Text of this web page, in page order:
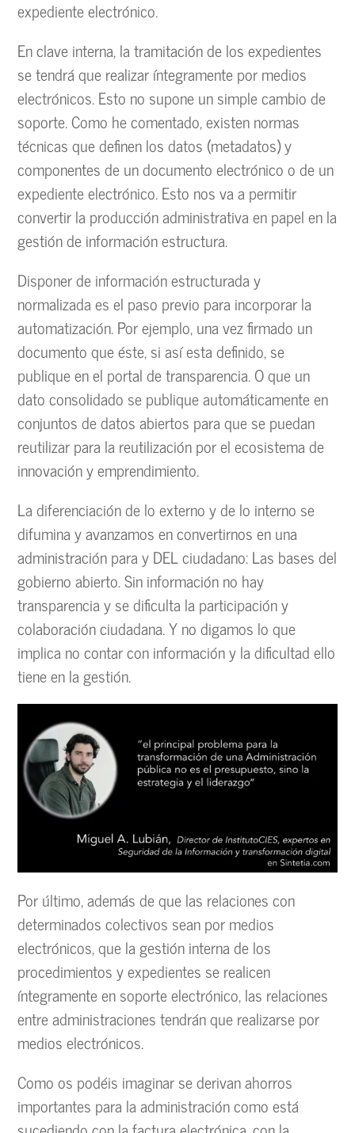
expediente electrónico.
En clave interna, la tramitación de los expedientes
se tendrá que realizar íntegramente por medios
electrónicos. Esto no supone un simple cambio de
soporte. Como he comentado, existen normas
técnicas que definen los datos (metadatos) y
componentes de un documento electrónico o de un
expediente electrónico. Esto nos va a permitir
convertir la producción administrativa en papel en la
gestión de información estructura.
Disponer de información estructurada y
normalizada es el paso previo para incorporar la
automatización. Por ejemplo, una vez firmado un
documento que éste, si así esta definido, se
publique en el portal de transparencia. O que un
dato consolidado se publique automáticamente en
conjuntos de datos abiertos para que se puedan
reutilizar para la reutilización por el ecosistema de
innovación y emprendimiento.
La diferenciación de lo externo y de lo interno se
difumina y avanzamos en convertirnos en una
administración para y DEL ciudadano: Las bases del
gobierno abierto. Sin información no hay
transparencia y se dificulta la participación y
colaboración ciudadana. Y no digamos lo que
implica no contar con información y la dificultad ello
tiene en la gestión.
Por último, además de que las relaciones con
determinados colectivos sean por medios
electrónicos, que la gestión interna de los
procedimientos y expedientes se realicen
íntegramente en soporte electrónico, las relaciones
entre administraciones tendrán que realizarse por
medios electrónicos.
Como os podéis imaginar se derivan ahorros
importantes para la administración como está